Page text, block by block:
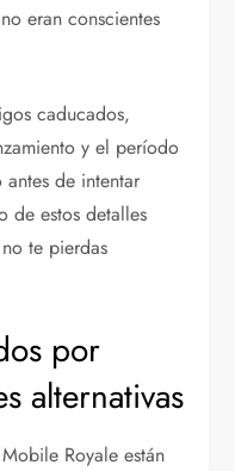
eran conscientes
caducados,
y el período
de intentar
de estos detalles
te pierdas
por
alternativas
Royale están